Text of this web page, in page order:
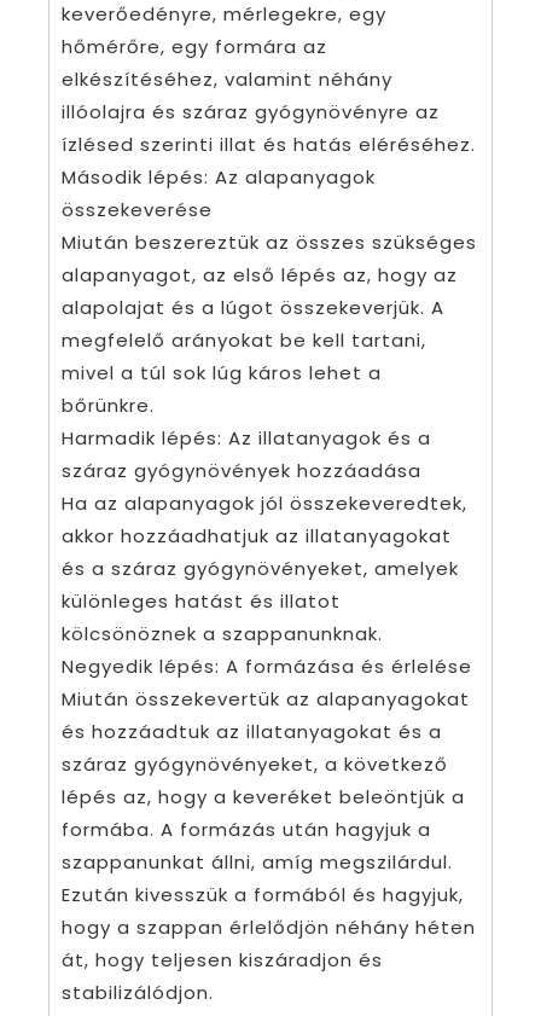
keverőedényre, mérlegekre, egy
hőmérőre, egy formára az
elkészítéséhez, valamint néhány
illóolajra és száraz gyógynövényre az
ízlésed szerinti illat és hatás eléréséhez.
Második lépés: Az alapanyagok
összekeverése
Miután beszereztük az összes szükséges
alapanyagot, az első lépés az, hogy az
alapolajat és a lúgot összekeverjük. A
megfelelő arányokat be kell tartani,
mivel a túl sok lúg káros lehet a
bőrünkre.
Harmadik lépés: Az illatanyagok és a
száraz gyógynövények hozzáadása
Ha az alapanyagok jól összekeveredtek,
akkor hozzáadhatjuk az illatanyagokat
és a száraz gyógynövényeket, amelyek
különleges hatást és illatot
kölcsönöznek a szappanunknak.
Negyedik lépés: A formázása és érlelése
Miután összekevertük az alapanyagokat
és hozzáadtuk az illatanyagokat és a
száraz gyógynövényeket, a következő
lépés az, hogy a keveréket beleöntjük a
formába. A formázás után hagyjuk a
szappanunkat állni, amíg megszilárdul.
Ezután kivesszük a formából és hagyjuk,
hogy a szappan érlelődjön néhány héten
át, hogy teljesen kiszáradjon és
stabilizálódjon.